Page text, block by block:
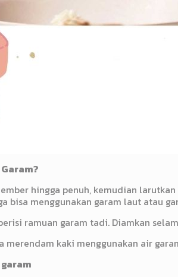
hingga penuh, kemudian
bisa menggunakan garam laut atau
ramuan garam tadi. Diamkan
kaki menggunakan air